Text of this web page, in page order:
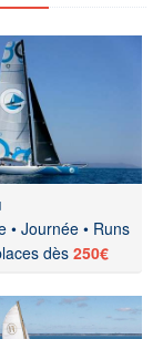
• Journée • Runs
dès250€